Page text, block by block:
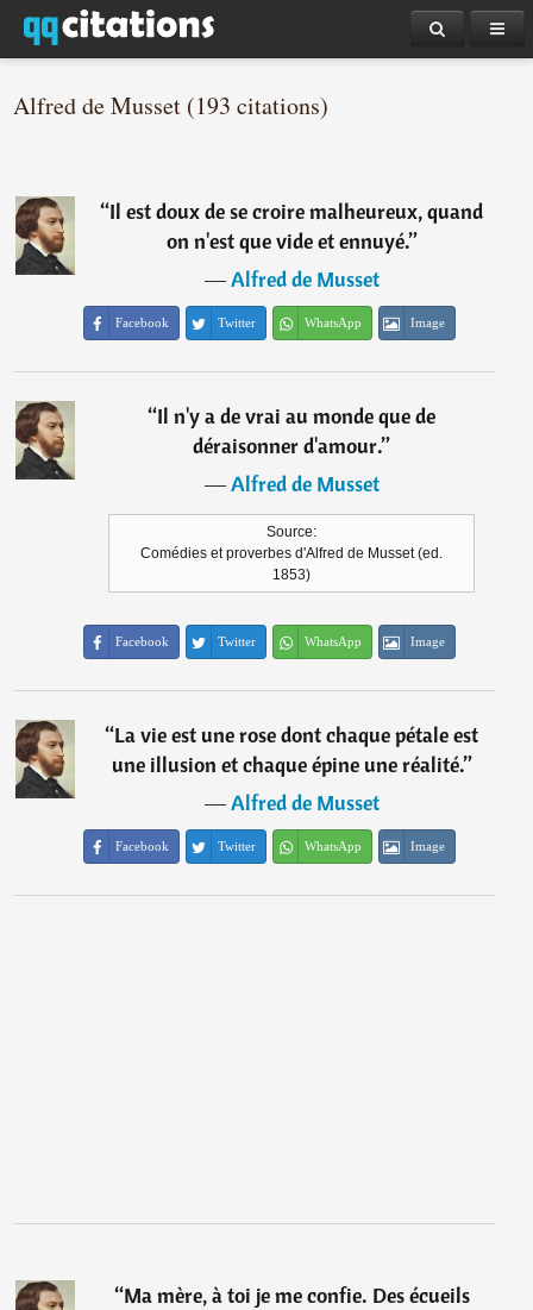
Alfred de Musset (193 citations)
“Il est doux de se croire malheureux, quand
on n'est que vide et ennuyé.”
―Alfred de Musset
Facebook Twitter WhatsApp Image
“Il n'y a de vrai au monde que de
déraisonner d'amour.”
―Alfred de Musset
Source:
Comédies et proverbes d'Alfred de Musset (ed.
1853)
Facebook Twitter WhatsApp Image
“La vie est une rose dont chaque pétale est
une illusion et chaque épine une réalité.”
―Alfred de Musset
Facebook Twitter WhatsApp Image
“Ma mère, à toi je me confie. Des écueils